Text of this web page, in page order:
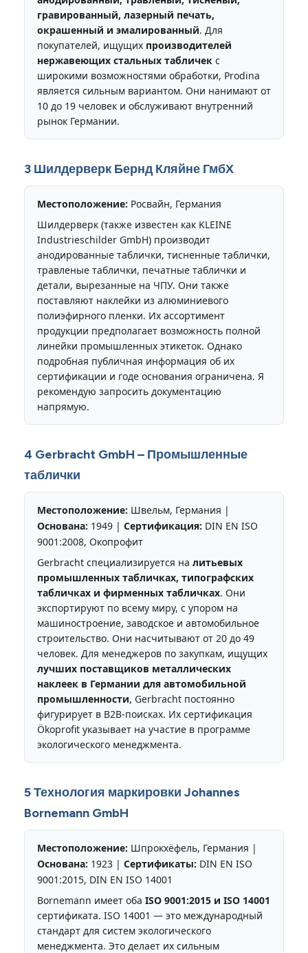
гравированный, лазерный печать,
окрашенный и эмалированный. Для
покупателей, ищущих производителей
нержавеющих стальных табличек с
широкими возможностями обработки, Prodina
является сильным вариантом. Они нанимают от
10 до 19 человек и обслуживают внутренний
рынок Германии.
3 Шилдерверк Бернд Кляйне ГмбХ
Местоположение: Росвайн, Германия
Шилдерверк (также известен как KLEINE
Industrieschilder GmbH) производит
анодированные таблички, тисненные таблички,
травленые таблички, печатные таблички и
детали, вырезанные на ЧПУ. Они также
поставляют наклейки из алюминиевого
полиэфирного пленки. Их ассортимент
продукции предполагает возможность полной
линейки промышленных этикеток. Однако
подробная публичная информация об их
сертификации и годе основания ограничена. Я
рекомендую запросить документацию
напрямую.
4 Gerbracht GmbH – Промышленные
таблички
Местоположение: Швельм, Германия |
Основана: 1949 | Сертификация: DIN EN ISO
9001:2008, Окопрофит
Gerbracht специализируется на литьевых
промышленных табличках, типографских
табличках и фирменных табличках. Они
экспортируют по всему миру, с упором на
машиностроение, заводское и автомобильное
строительство. Они насчитывают от 20 до 49
человек. Для менеджеров по закупкам, ищущих
лучших поставщиков металлических
наклеек в Германии для автомобильной
промышленности, Gerbracht постоянно
фигурирует в B2B-поисках. Их сертификация
Ökoprofit указывает на участие в программе
экологического менеджмента.
5 Технология маркировки Johannes
Bornemann GmbH
Местоположение: Шпрокхёфель, Германия |
Основана: 1923 | Сертификаты: DIN EN ISO
9001:2015, DIN EN ISO 14001
Bornemann имеет оба ISO 9001:2015 и ISO 14001
сертификата. ISO 14001 — это международный
стандарт для систем экологического
менеджмента. Это делает их сильным